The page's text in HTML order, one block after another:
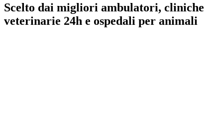
Scelto dai migliori ambulatori, cliniche
veterinarie 24h e ospedali per animali